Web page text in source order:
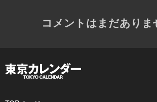
コメントはまだありま